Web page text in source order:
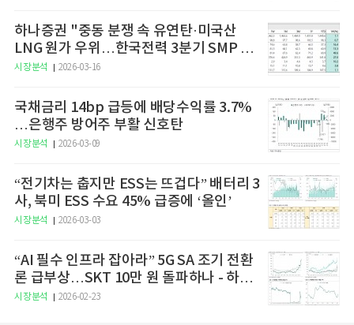
하나증권 "중동 분쟁 속 유연탄·미국산
LNG 원가 우위…한국전력 3분기 SMP 상
승 전망"
시장분석 2026-03-16
국채금리 14bp 급등에 배당수익률 3.7%
…은행주 방어주 부활 신호탄
시장분석 2026-03-09
“전기차는 춥지만 ESS는 뜨겁다” 배터리 3
사, 북미 ESS 수요 45% 급증에 ‘올인’
시장분석 2026-03-03
“AI 필수 인프라 잡아라” 5G SA 조기 전환
론 급부상…SKT 10만 원 돌파하나 - 하나
증권
시장분석 2026-02-23